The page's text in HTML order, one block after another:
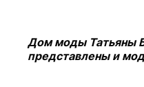
Дом моды Татьяны
представлены и